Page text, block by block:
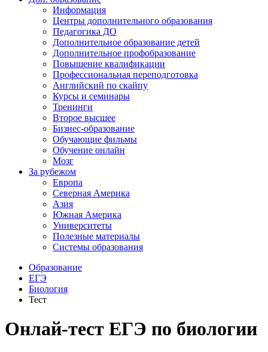
Информация
Центры дополнительного образования
Педагогика ДО
Дополнительное образование детей
Дополнительное профобразование
Повышение квалификации
Профессиональная переподготовка
Английский по скайпу
Курсы и семинары
Тренинги
Второе высшее
Бизнес-образование
Обучающие фильмы
Обучение онлайн
Мозг
За рубежом
Европа
Северная Америка
Азия
Южная Америка
Университеты
Полезные материалы
Системы образования
Образование
ЕГЭ
Биология
Тест
Онлай-тест ЕГЭ по биологии